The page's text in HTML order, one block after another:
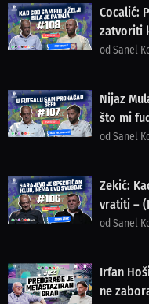
Cocalić:
zatvoriti
od Sanel
Nijaz
što mi
od Sanel
Zekić:
vratiti –
od Sanel
Irfan
ne